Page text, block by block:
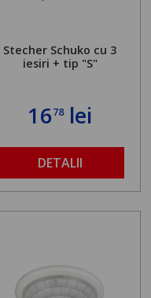
Stecher Schuko cu 3
iesiri + tip "S"
1678lei
DETALII